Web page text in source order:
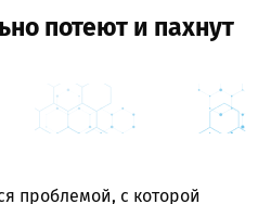
потеют и пахнут
проблемой, с которой